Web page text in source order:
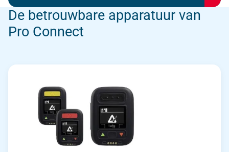
De betrouwbare apparatuur van
Pro Connect